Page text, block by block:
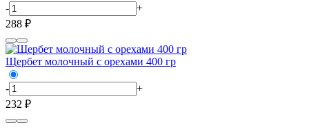
-
+
288 ₽
Щербет молочный с орехами 400 гр
-
+
232 ₽